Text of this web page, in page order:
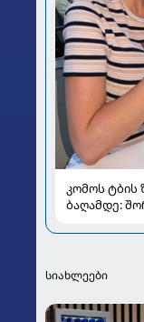
კომოს ტბის
ბაღამდე:
სიახლეები